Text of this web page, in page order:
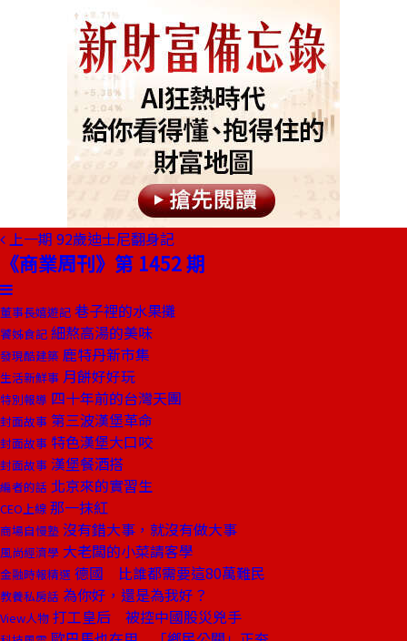
上一期 92歲迪士尼翻身記
《商業周刊》第 1452 期
董事長嬉遊記 巷子裡的水果攤
饕姊食記 細熬高湯的美味
發現酷建築 鹿特丹新市集
生活新鮮事 月餅好好玩
特別報導 四十年前的台灣天團
封面故事 第三波漢堡革命
封面故事 特色漢堡大口咬
封面故事 漢堡餐酒搭
編者的話 北京來的實習生
CEO上線 那一抹紅
商場自慢塾 沒有錯大事，就沒有做大事
風尚經濟學 大老闆的小菜請客學
金融時報精選 德國 比誰都需要這80萬難民
教養私房話 為你好，還是為我好？
View人物 打工皇后 被控中國股災兇手